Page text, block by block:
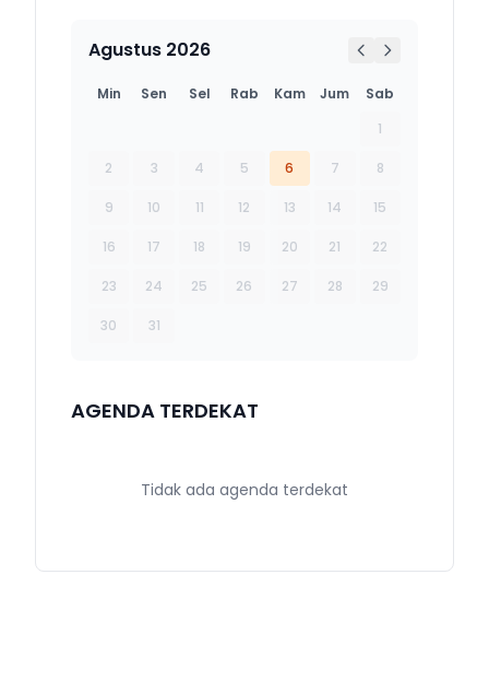
Agustus 2026
Min Sen Sel Rab Kam Jum
Sab
1
2 3 4 5 6 7 8
9 10 11 12 13 14 15
16 17 18 19 20 21 22
23 24 25 26 27 28 29
30 31
AGENDA TERDEKAT
Tidak ada agenda terdekat